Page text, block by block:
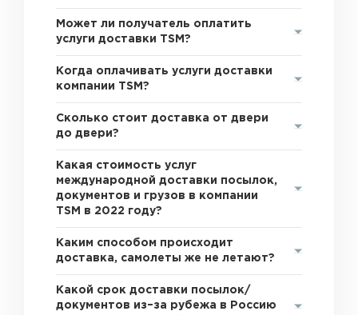
Может ли получатель оплатить
услуги доставки TSM?
Когда оплачивать услуги доставки
компании TSM?
Сколько стоит доставка от двери
до двери?
Какая стоимость услуг
международной доставки посылок,
документов и грузов в компании
TSM в 2022 году?
Каким способом происходит
доставка, самолеты же не летают?
Какой срок доставки посылок/
документов из–за рубежа в Россию